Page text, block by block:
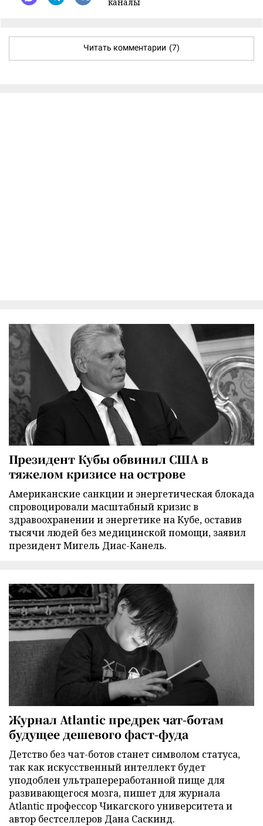
Читать комментарии (7)
Президент Кубы обвинил США в
тяжелом кризисе на острове
Американские санкции и энергетическая блокада
спровоцировали масштабный кризис в
здравоохранении и энергетике на Кубе, оставив
тысячи людей без медицинской помощи, заявил
президент Мигель Диас-Канель.
Журнал Atlantic предрек чат-ботам
будущее дешевого фаст-фуда
Детство без чат-ботов станет символом статуса,
так как искусственный интеллект будет
уподоблен ультрапереработанной пище для
развивающегося мозга, пишет для журнала
Atlantic профессор Чикагского университета и
автор бестселлеров Дана Саскинд.